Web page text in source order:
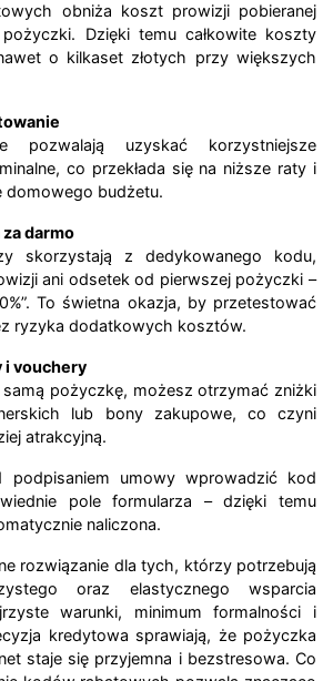
obniża koszt prowizji pobieranej
Dzięki temu całkowite koszty
o kilkaset złotych przy większych
pozwalają uzyskać korzystniejsze
co przekłada się na niższe raty i
domowego budżetu.
darmo
skorzystają z dedykowanego kodu,
ani odsetek od pierwszej pożyczki –
To świetna okazja, by przetestować
ryzyka dodatkowych kosztów.
i vouchery
pożyczkę, możesz otrzymać zniżki
lub bony zakupowe, co czyni
atrakcyjną.
podpisaniem umowy wprowadzić kod
pole formularza – dzięki temu
naliczona.
rozwiązanie dla tych, którzy potrzebują
oraz elastycznego wsparcia
warunki, minimum formalności i
kredytowa sprawiają, że pożyczka
staje się przyjemna i bezstresowa. Co